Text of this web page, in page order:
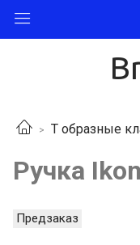
Т образные
Ручка
Предзаказ